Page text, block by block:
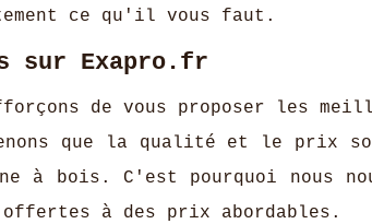
ce qu'il vous faut.
sur Exapro.fr
de vous proposer les
que la qualité et le prix
à bois. C'est pourquoi nous
à des prix abordables.